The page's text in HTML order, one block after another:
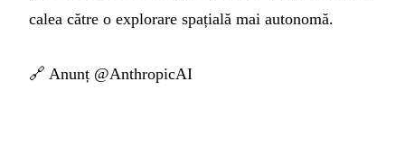
calea către o explorare spațială mai autonomă.
🔗 Anunț @AnthropicAI